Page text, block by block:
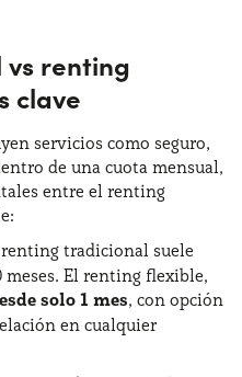
renting
clave
servicios como seguro,
de una cuota mensual,
entre el renting
tradicional suele
meses. El renting flexible,
solo 1 mes, con opción
en cualquier